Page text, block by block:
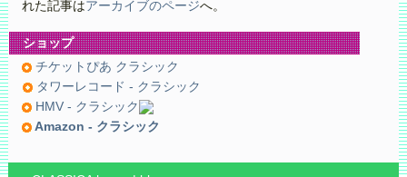
れた記事はアーカイブのページへ。
ショップ
チケットぴあ クラシック
タワーレコード - クラシック
HMV - クラシック
Amazon - クラシック